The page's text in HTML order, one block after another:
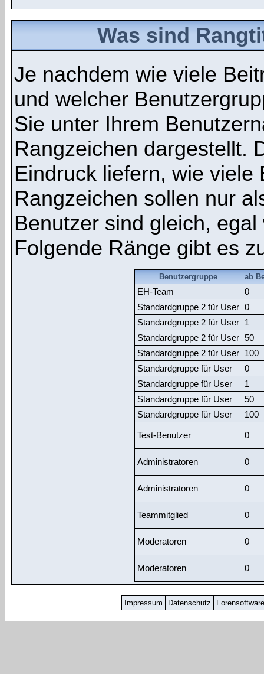
Was sind
Je nachdem wie viele
und welcher
Sie unter Ihrem
Rangzeichen dargestellt.
Eindruck liefern, wie
Rangzeichen sollen nur
Benutzer sind gleich,
Folgende Ränge gibt es
Benutzergruppe ab
EH-Team
0
Standardgruppe 2 für User 0
Standardgruppe 2 für User
1
Standardgruppe 2 für User 50
Standardgruppe 2 für User
100
Standardgruppe für User
0
Standardgruppe für User
1
Standardgruppe für User
50
Standardgruppe für User
100
Test-Benutzer 0
Administratoren 0
Administratoren 0
Teammitglied 0
Moderatoren 0
Moderatoren 0
Impressum Datenschutz